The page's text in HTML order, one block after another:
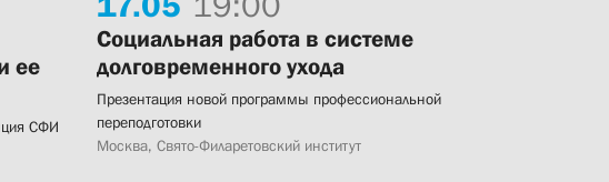
ее
СФИ
Социальная работа в системе
долговременного ухода
Презентация новой программы профессиональной
переподготовки
Москва, Свято-Филаретовский институт